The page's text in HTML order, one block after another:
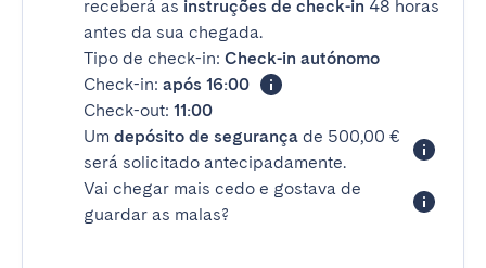
receberá as instruções de check-in 48 horas
antes da sua chegada.
Tipo de check-in: Check-in autónomo
Check-in: após 16:00
Check-out: 11:00
Um depósito de segurança de 500,00 €
será solicitado antecipadamente.
Vai chegar mais cedo e gostava de
guardar as malas?